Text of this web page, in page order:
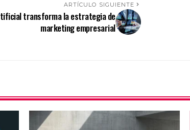
ARTÍCULO SIGUIENTE
transforma la estrategia de
marketing empresarial